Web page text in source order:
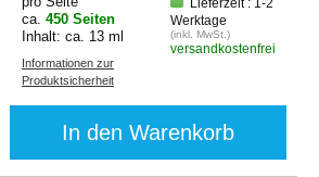
ca. 450 Seiten
Inhalt: ca. 13 ml
Informationen zur
Produktsicherheit
Lieferzeit : 1-2
Werktage
(inkl. MwSt.)
versandkostenfrei
In den Warenkorb